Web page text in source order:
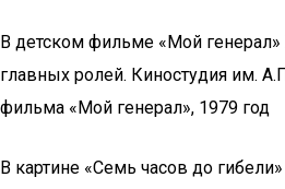
В детском фильме «Мой
главных ролей. Киностудия им.
фильма «Мой генерал», 1979 год
В картине «Семь часов до